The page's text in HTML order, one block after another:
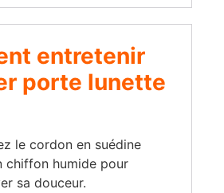
entretenir
porte lunette
le cordon en suédine
chiffon humide pour
sa douceur.